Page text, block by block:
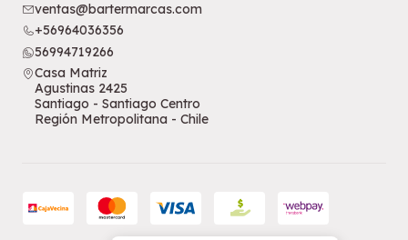
ventas@bartermarcas.com
+56964036356
56994719266
Casa Matriz
Agustinas 2425
Santiago - Santiago Centro
Región Metropolitana - Chile